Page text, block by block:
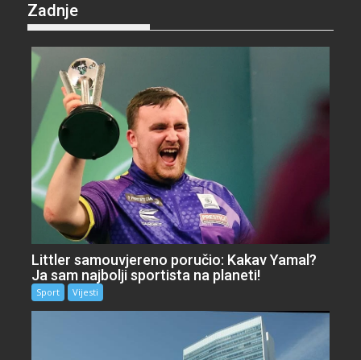
Zadnje
Littler samouvjereno poručio: Kakav Yamal?
Ja sam najbolji sportista na planeti!
Sport Vijesti